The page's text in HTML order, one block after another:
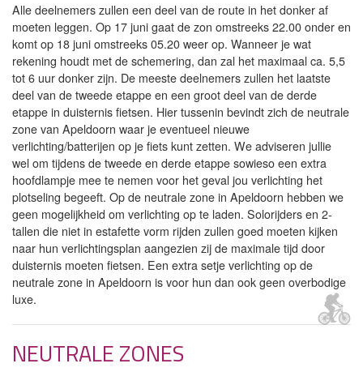
Alle deelnemers zullen een deel van de route in het donker af
moeten leggen. Op 17 juni gaat de zon omstreeks 22.00 onder en
komt op 18 juni omstreeks 05.20 weer op. Wanneer je wat
rekening houdt met de schemering, dan zal het maximaal ca. 5,5
tot 6 uur donker zijn. De meeste deelnemers zullen het laatste
deel van de tweede etappe en een groot deel van de derde
etappe in duisternis fietsen. Hier tussenin bevindt zich de neutrale
zone van Apeldoorn waar je eventueel nieuwe
verlichting/batterijen op je fiets kunt zetten. We adviseren jullie
wel om tijdens de tweede en derde etappe sowieso een extra
hoofdlampje mee te nemen voor het geval jou verlichting het
plotseling begeeft. Op de neutrale zone in Apeldoorn hebben we
geen mogelijkheid om verlichting op te laden. Solorijders en 2-
tallen die niet in estafette vorm rijden zullen goed moeten kijken
naar hun verlichtingsplan aangezien zij de maximale tijd door
duisternis moeten fietsen. Een extra setje verlichting op de
neutrale zone in Apeldoorn is voor hun dan ook geen overbodige
luxe.
NEUTRALE ZONES